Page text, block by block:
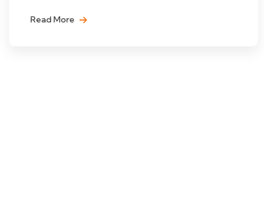
Read More